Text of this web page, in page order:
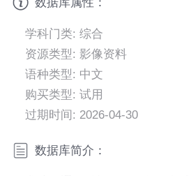
学科门类: 综合
资源类型: 影像资料
语种类型: 中文
购买类型: 试用
过期时间: 2026-04-30
数据库简介：